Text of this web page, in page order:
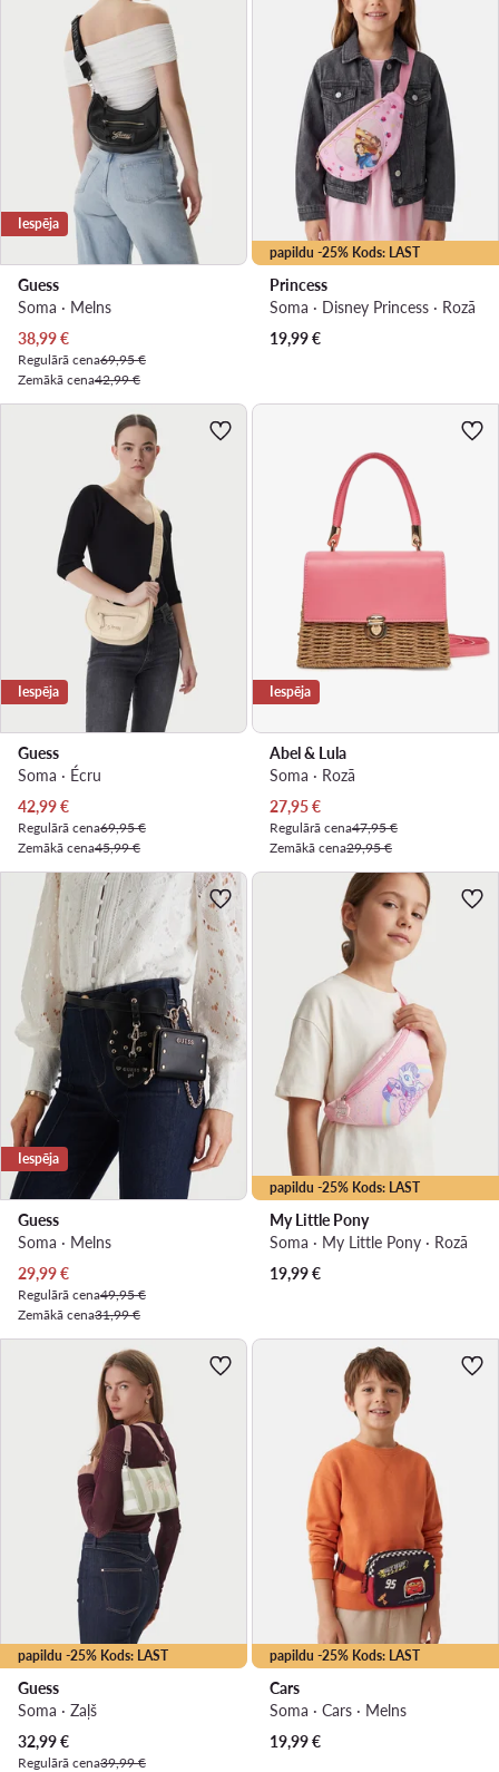
Iespēja
Guess
Soma · Melns
Pašreizējā cena
38,99€
Regulārā cena69,95 €
Zemākā cena42,99 €
papildu -25% Kods: LAST
Princess
Soma · Disney Princess · Rozā
19,99€
Iespēja
Guess
Soma · Écru
Pašreizējā cena
42,99€
Regulārā cena69,95 €
Zemākā cena45,99 €
Iespēja
Abel & Lula
Soma · Rozā
Pašreizējā cena
27,95€
Regulārā cena47,95 €
Zemākā cena29,95 €
Iespēja
Guess
Soma · Melns
Pašreizējā cena
29,99€
Regulārā cena49,95 €
Zemākā cena31,99 €
papildu -25% Kods: LAST
My Little Pony
Soma · My Little Pony · Rozā
19,99€
papildu -25% Kods: LAST
Guess
Soma · Zaļš
Pašreizējā cena
32,99€
Regulārā cena39,99 €
papildu -25% Kods: LAST
Cars
Soma · Cars · Melns
19,99€